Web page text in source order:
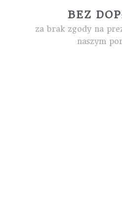
BEZ
za brak zgody na
naszym